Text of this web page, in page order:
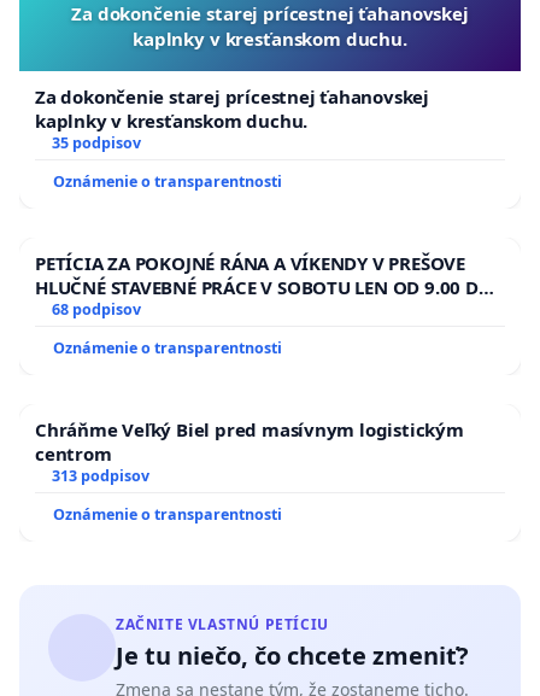
Za dokončenie starej prícestnej ťahanovskej
kaplnky v kresťanskom duchu.
Za dokončenie starej prícestnej ťahanovskej
kaplnky v kresťanskom duchu.
35 podpisov
Oznámenie o transparentnosti
PETÍCIA ZA POKOJNÉ RÁNA A VÍKENDY V PREŠOVE
HLUČNÉ STAVEBNÉ PRÁCE V SOBOTU LEN OD 9.00 DO
13.00 HOD., CEZ PRACOVNÝ TÝŽDEŇ CIEĽ 8.00 – 18.00
HOD. A PRAVIDELNÁ KONTROLA STAVBY C-AREA NA
ĎUMBIERSKEJ/MAGU
68 podpisov
Oznámenie o transparentnosti
Chráňme Veľký Biel pred masívnym logistickým
centrom
313 podpisov
Oznámenie o transparentnosti
ZAČNITE VLASTNÚ PETÍCIU
Je tu niečo, čo chcete zmeniť?
Zmena sa nestane tým, že zostaneme ticho.